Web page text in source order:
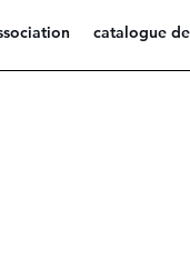
catalogue